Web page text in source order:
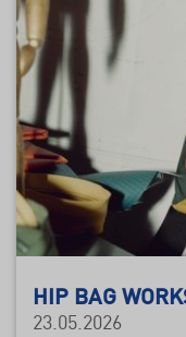
HIP BAG
23.05.2026